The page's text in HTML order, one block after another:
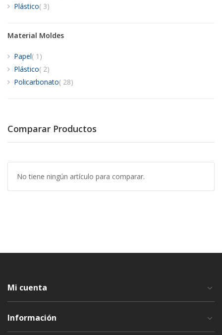
Plástico 3artículos
Material Moldes
Papel 1 artículo
Plástico 2artículos
Policarbonato 28artículos
Comparar Productos
No tiene ningún artículo para comparar.
Mi cuenta
Información